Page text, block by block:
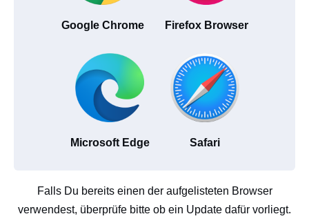
Google Chrome Firefox Browser
Microsoft Edge Safari
Falls Du bereits einen der aufgelisteten Browser
verwendest, überprüfe bitte ob ein Update dafür vorliegt.